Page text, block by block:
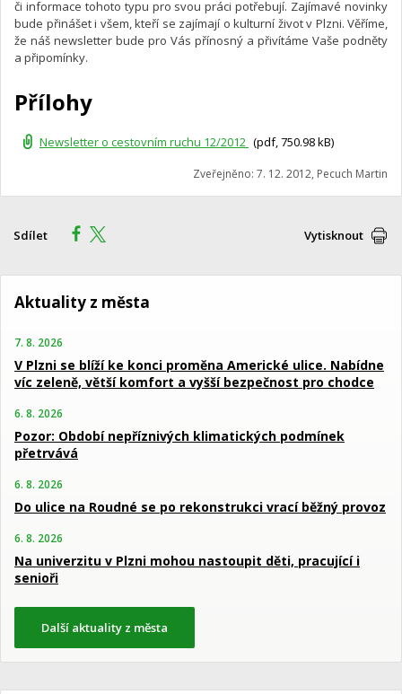
či informace tohoto typu pro svou práci potřebují. Zajímavé novinky
bude přinášet i všem, kteří se zajímají o kulturní život v Plzni. Věříme,
že náš newsletter bude pro Vás přínosný a přivítáme Vaše podněty
a připomínky.
Přílohy
Newsletter o cestovním ruchu 12/2012 (pdf, 750.98 kB)
Zveřejněno: 7. 12. 2012, Pecuch Martin
Sdílet Vytisknout
Aktuality z města
7. 8. 2026
V Plzni se blíží ke konci proměna Americké ulice. Nabídne
víc zeleně, větší komfort a vyšší bezpečnost pro chodce
6. 8. 2026
Pozor: Období nepříznivých klimatických podmínek
přetrvává
6. 8. 2026
Do ulice na Roudné se po rekonstrukci vrací běžný provoz
6. 8. 2026
Na univerzitu v Plzni mohou nastoupit děti, pracující i
senioři
Další aktuality z města